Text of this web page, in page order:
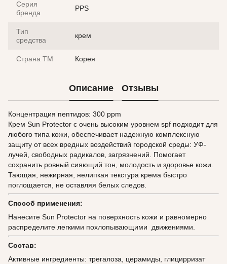
Серия
бренда
PPS
Тип
средства
крем
Страна ТМ Корея
Описание Отзывы
Концентрация пептидов: 300 ppm
Крем Sun Protector с очень высоким уровнем spf подходит для
любого типа кожи, обеспечивает надежную комплексную
защиту от всех вредных воздействий городской среды: УФ-
лучей, свободных радикалов, загрязнений. Помогает
сохранить ровный сияющий тон, молодость и здоровье кожи.
Тающая, нежирная, нелипкая текстура крема быстро
поглощается, не оставляя белых следов.
Способ применения:
Нанесите Sun Protector на поверхность кожи и равномерно
распределите легкими похлопывающими движениями.
Состав:
Активные ингредиенты: трегалоза, церамиды, глицирризат